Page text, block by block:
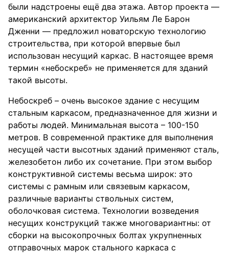
были надстроены ещё два этажа. Автор проекта —
американский архитектор Уильям Ле Барон
Дженни — предложил новаторскую технологию
строительства, при которой впервые был
использован несущий каркас. В настоящее время
термин «небоскреб» не применяется для зданий
такой высоты.
Небоскреб – очень высокое здание с несущим
стальным каркасом, предназначенное для жизни и
работы людей. Минимальная высота – 100-150
метров. В современной практике для выполнения
несущей части высотных зданий применяют сталь,
железобетон либо их сочетание. При этом выбор
конструктивной системы весьма широк: это
системы с рамным или связевым каркасом,
различные варианты ствольных систем,
оболочковая система. Технологии возведения
несущих конструкций также многовариантны: от
сборки на высокопрочных болтах укрупненных
отправочных марок стального каркаса с